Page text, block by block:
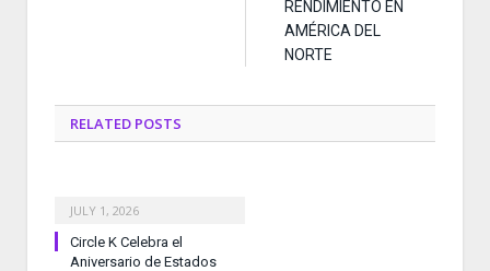
RENDIMIENTO EN
AMÉRICA DEL
NORTE
RELATED POSTS
JULY 1, 2026
Circle K Celebra el
Aniversario de Estados